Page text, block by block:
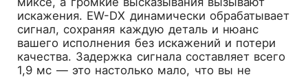
искажения. EW-DX динамически обрабатывает
сигнал, сохраняя каждую деталь и нюанс
вашего исполнения без искажений и потери
качества. Задержка сигнала составляет всего
1,9 мс — это настолько мало, что вы не